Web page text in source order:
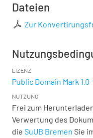
Dateien
Zur
LIZENZ
Public Domain Mark 1.0
NUTZUNG
Frei zum
Verwertung des
die SuUB Bremen Sie